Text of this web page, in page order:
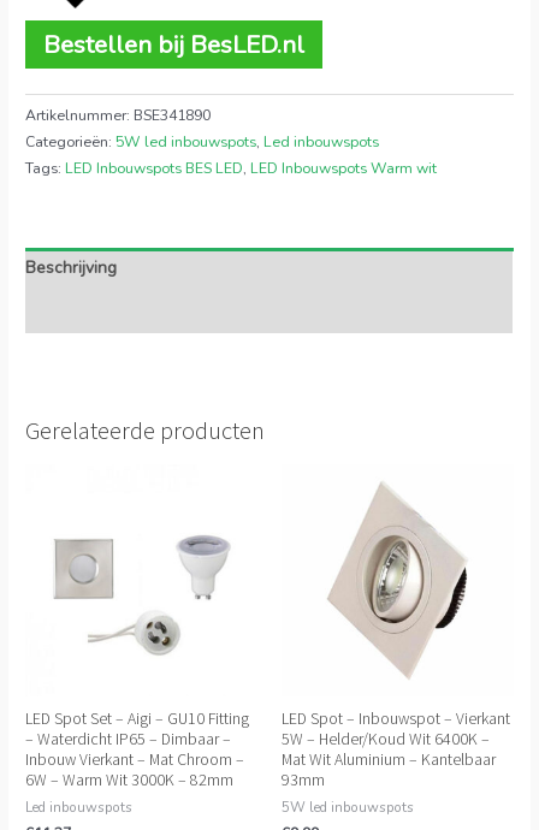
Bestellen bij BesLED.nl
Artikelnummer: BSE341890
Categorieën: 5W led inbouwspots, Led inbouwspots
Tags: LED Inbouwspots BES LED, LED Inbouwspots Warm wit
Beschrijving
Gerelateerde producten
LED Spot Set – Aigi – GU10 Fitting
– Waterdicht IP65 – Dimbaar –
Inbouw Vierkant – Mat Chroom –
6W – Warm Wit 3000K – 82mm
Led inbouwspots
LED Spot – Inbouwspot – Vierkant
5W – Helder/Koud Wit 6400K –
Mat Wit Aluminium – Kantelbaar
93mm
5W led inbouwspots